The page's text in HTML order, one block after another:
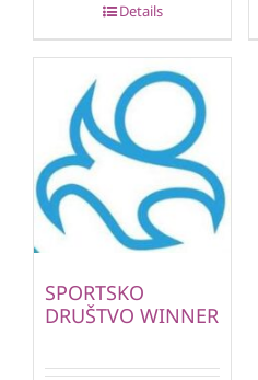
Details
SPORTSKO
DRUŠTVO WINNER